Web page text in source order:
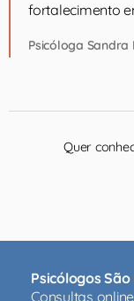
fortalecimento
Psicóloga Sandra
Quer
Psicólogos São
Consultas